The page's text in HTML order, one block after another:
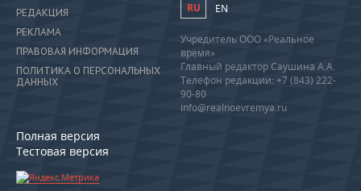
РЕДАКЦИЯ
РЕКЛАМА
ПРАВОВАЯ ИНФОРМАЦИЯ
ПОЛИТИКА О ПЕРСОНАЛЬНЫХ
ДАННЫХ
Полная версия
Тестовая версия
RU EN
Учредитель ООО «Реальное
время»
Главный редактор Саушина А.А.
Телефон редакции: +7 (843) 222-
90-80
info@realnoevremya.ru